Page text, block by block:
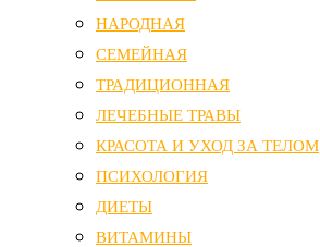
НАРОДНАЯ
СЕМЕЙНАЯ
ТРАДИЦИОННАЯ
ЛЕЧЕБНЫЕ ТРАВЫ
КРАСОТА И УХОД ЗА ТЕЛОМ
ПСИХОЛОГИЯ
ДИЕТЫ
ВИТАМИНЫ